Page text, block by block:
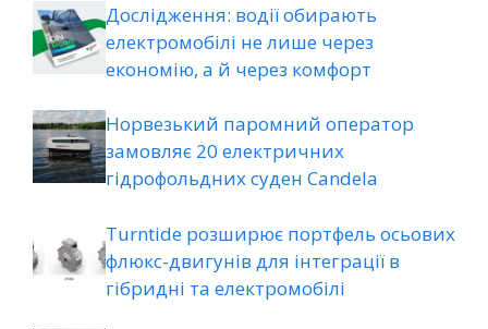
Дослідження: водії обирають
електромобілі не лише через
економію, а й через комфорт
Норвезький паромний оператор
замовляє 20 електричних
гідрофольдних суден Candela
Turntide розширює портфель осьових
флюкс-двигунів для інтеграції в
гібридні та електромобілі